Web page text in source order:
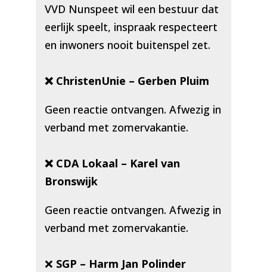
VVD Nunspeet wil een bestuur dat
eerlijk speelt, inspraak respecteert
en inwoners nooit buitenspel zet.
❌ ChristenUnie – Gerben Pluim
Geen reactie ontvangen. Afwezig in
verband met zomervakantie.
❌ CDA Lokaal – Karel van
Bronswijk
Geen reactie ontvangen. Afwezig in
verband met zomervakantie.
❌ SGP – Harm Jan Polinder